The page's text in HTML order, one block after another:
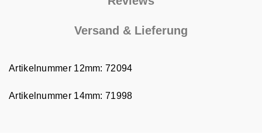
Versand & Lieferung
Artikelnummer 12mm: 72094
Artikelnummer 14mm: 71998